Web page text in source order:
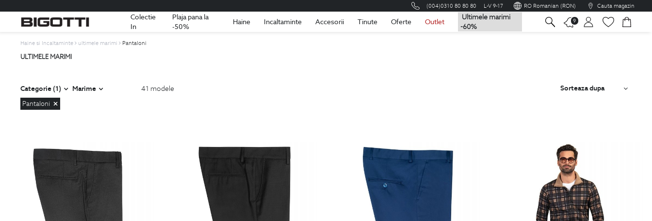
(004)0310 80 80 80 L-V 9-17 RO Romanian (RON) Cauta magazin
Colectie
In
Plaja pana la
-50%
Haine Incaltaminte Accesorii Tinute Oferte Outlet
Ultimele marimi
-60%
9
Romania Romana
Haine si Incaltaminte ultimele marimi Pantaloni
ULTIMELE MARIMI
Sorteaza dupa
Categorie (1) Marime 41 modele
Pantaloni